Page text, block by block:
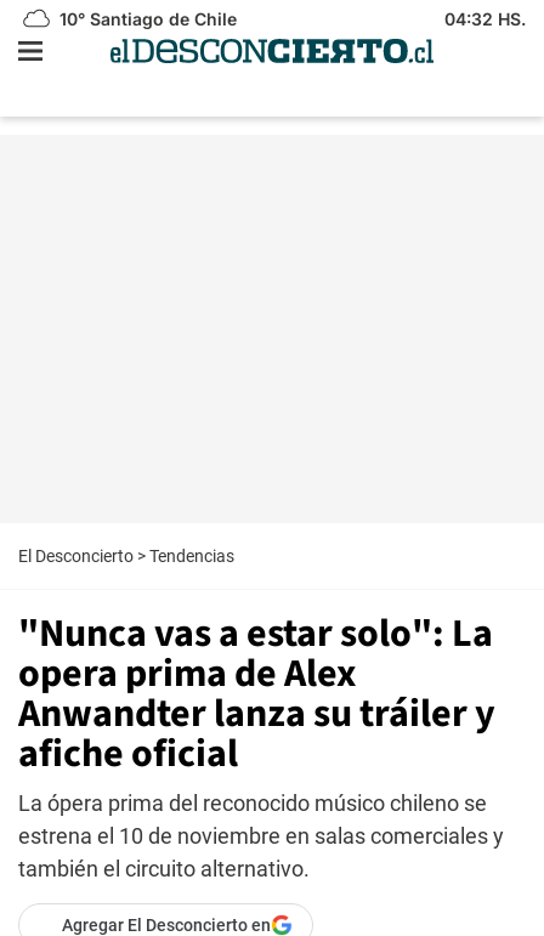
10° Santiago de Chile 04:32 HS.
El Desconcierto >Tendencias
"Nunca vas a estar solo": La
opera prima de Alex
Anwandter lanza su tráiler y
afiche oficial
La ópera prima del reconocido músico chileno se
estrena el 10 de noviembre en salas comerciales y
también el circuito alternativo.
Agregar El Desconcierto en